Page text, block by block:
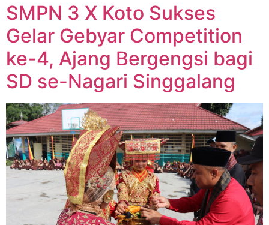
SMPN 3 X Koto Sukses
Gelar Gebyar Competition
ke-4, Ajang Bergengsi bagi
SD se-Nagari Singgalang